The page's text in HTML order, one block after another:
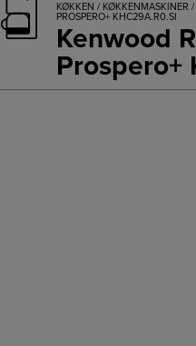
KØKKEN / KØKKENMASKINER /
PROSPERO+ KHC29A.R0.SI
Kenwood
Prospero+